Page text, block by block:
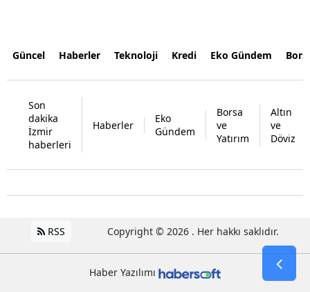
Güncel Haberler Teknoloji Kredi Eko Gündem
Son
dakika
İzmir
haberleri
Haberler
Eko
Gündem
Borsa
ve
Yatırım
Altın
ve
Döviz
RSS Copyright © 2026 . Her hakkı saklıdır.
Haber Yazılımı